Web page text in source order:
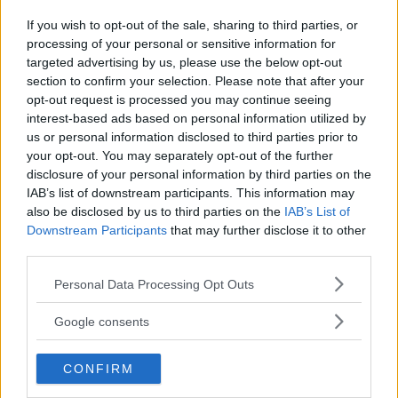
If you wish to opt-out of the sale, sharing to third parties, or
processing of your personal or sensitive information for
targeted advertising by us, please use the below opt-out
section to confirm your selection. Please note that after your
opt-out request is processed you may continue seeing
interest-based ads based on personal information utilized by
us or personal information disclosed to third parties prior to
your opt-out. You may separately opt-out of the further
disclosure of your personal information by third parties on the
IAB’s list of downstream participants. This information may
also be disclosed by us to third parties on the IAB’s List of
Downstream Participants that may further disclose it to other
Please note that this website/app uses one or more Google
not limited to your visit or usage behaviour. You may click to
use your data for below specified purposes in below Google
consent section.
Personal Data Processing Opt Outs
Google consents
CONFIRM